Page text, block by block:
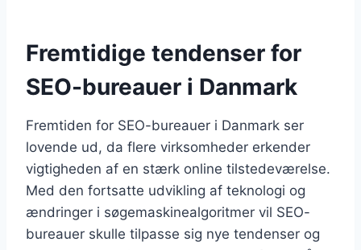
Fremtidige tendenser for
SEO-bureauer i Danmark
Fremtiden for SEO-bureauer i Danmark ser
lovende ud, da flere virksomheder erkender
vigtigheden af en stærk online tilstedeværelse.
Med den fortsatte udvikling af teknologi og
ændringer i søgemaskinealgoritmer vil SEO-
bureauer skulle tilpasse sig nye tendenser og